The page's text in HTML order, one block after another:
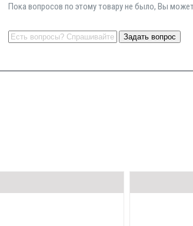
Пока вопросов по этому товару не было, Вы